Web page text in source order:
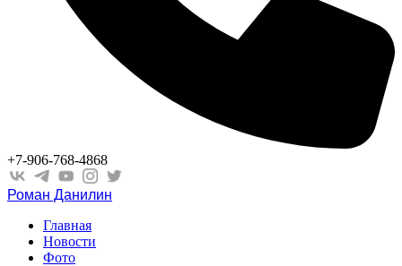
+7-906-768-4868
Роман Данилин
Главная
Новости
Фото